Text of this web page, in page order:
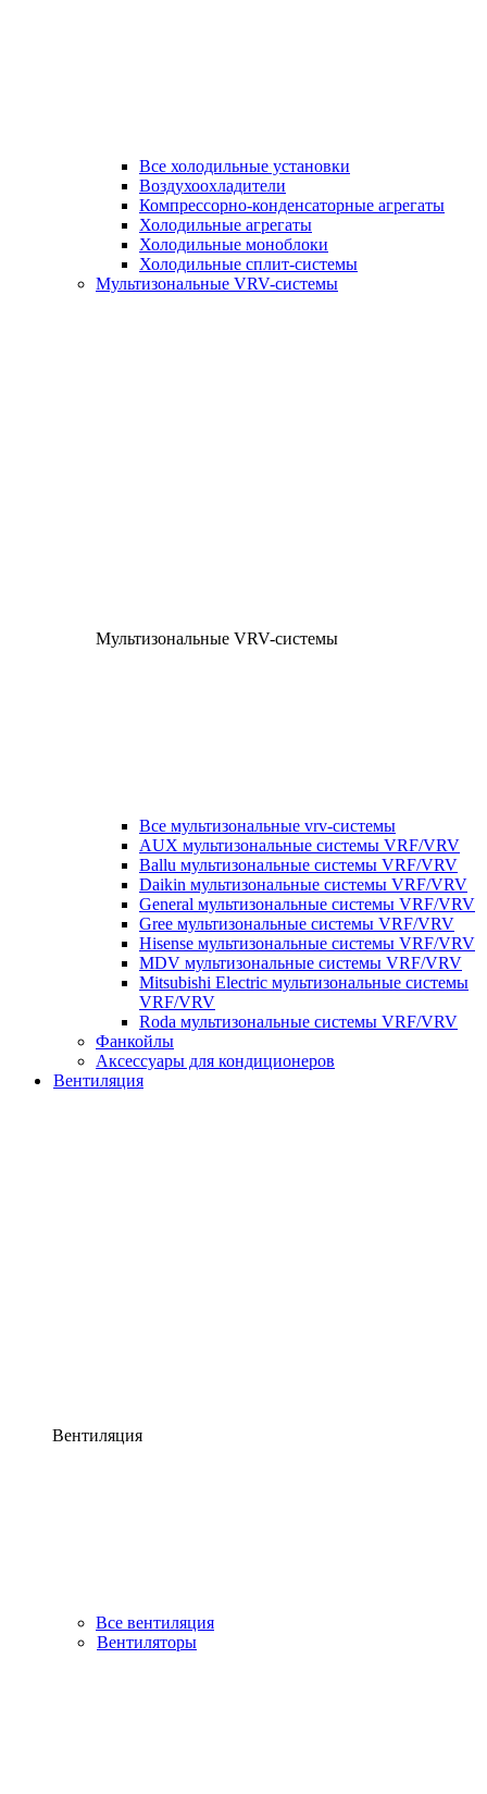
Все холодильные установки
Воздухоохладители
Компрессорно-конденсаторные агрегаты
Холодильные агрегаты
Холодильные моноблоки
Холодильные сплит-системы
Мультизональные VRV-системы
Мультизональные VRV-системы
Все мультизональные vrv-системы
AUX мультизональные системы VRF/VRV
Ballu мультизональные системы VRF/VRV
Daikin мультизональные системы VRF/VRV
General мультизональные системы VRF/VRV
Gree мультизональные системы VRF/VRV
Hisense мультизональные системы VRF/VRV
MDV мультизональные системы VRF/VRV
Mitsubishi Electric мультизональные системы
VRF/VRV
Roda мультизональные системы VRF/VRV
Фанкойлы
Аксессуары для кондиционеров
Вентиляция
Вентиляция
Все вентиляция
Вентиляторы